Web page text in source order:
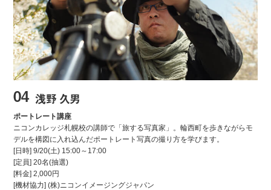
04 浅野 久男
ポートレート講座
ニコンカレッジ札幌校の講師で「旅する写真家」。輪西町を歩きながらモ
デルを構図に入れ込んだポートレート写真の撮り方を学びます。
[日時] 9/20(土) 15:00～17:00
[定員] 20名(抽選)
[料金] 2,000円
[機材協力] (株)ニコンイメージングジャパン